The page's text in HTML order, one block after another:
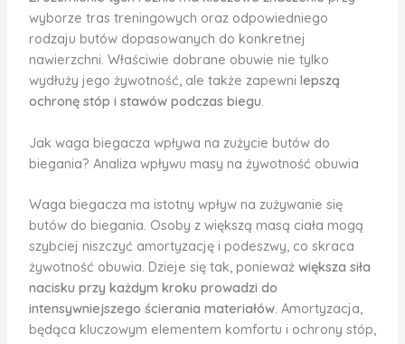
wyborze tras treningowych oraz odpowiedniego
rodzaju butów dopasowanych do konkretnej
nawierzchni. Właściwie dobrane obuwie nie tylko
wydłuży jego żywotność, ale także zapewni lepszą
ochronę stóp i stawów podczas biegu
Jak waga biegacza wpływa na zużycie butów do
biegania? Analiza wpływu masy na żywotność obuwia
Waga biegacza ma istotny wpływ na zużywanie się
butów do biegania. Osoby z większą masą ciała mogą
szybciej niszczyć amortyzację i podeszwy, co skraca
żywotność obuwia. Dzieje się tak, ponieważ większa siła
nacisku przy każdym kroku prowadzi do
intensywniejszego ścierania materiałów. Amortyzacja,
będąca kluczowym elementem komfortu i ochrony stóp,